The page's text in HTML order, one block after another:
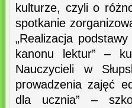
kulturze, czyli o
spotkanie
„Realizacja
kanonu lektur” –
Nauczycieli w
prowadzenia zajęć
dla ucznia” –